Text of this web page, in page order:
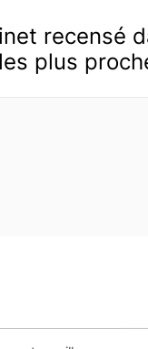
recensé
plus